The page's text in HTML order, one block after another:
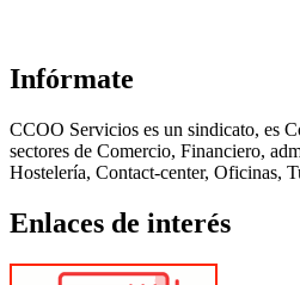
Infórmate
CCOO Servicios es un sindicato, es
sectores de Comercio, Financiero,
Hostelería, Contact-center, Oficinas,
Enlaces de interés